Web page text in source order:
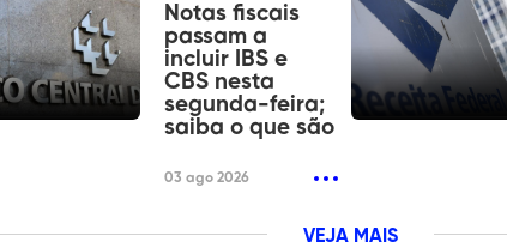
Notas fiscais
passam a
incluir IBS e
CBS nesta
segunda-feira;
saiba o que são
03 ago 2026
VEJA MAIS